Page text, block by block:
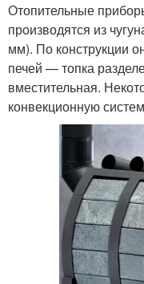
Отопительные
производятся из
мм). По конструкции
печей — топка
вместительная.
конвекционную